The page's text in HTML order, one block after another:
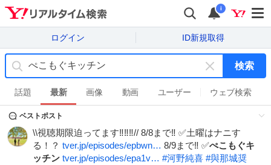
i
ログイン ID新規取得
キ
ー
ワ
ド
を
消
検索
話題 最新 画像 動画 ユーザー ウェブ検索
ベストポスト
\\視聴期限迫ってます‼️‼️‼️// 8/8まで‼️ ✅土曜はナニす
る！？ tver.jp/episodes/epbwn… 8/9まで‼️ ✅ぺこもぐキ
ッチン tver.jp/episodes/epa1v… #河野純喜 #與那城奨